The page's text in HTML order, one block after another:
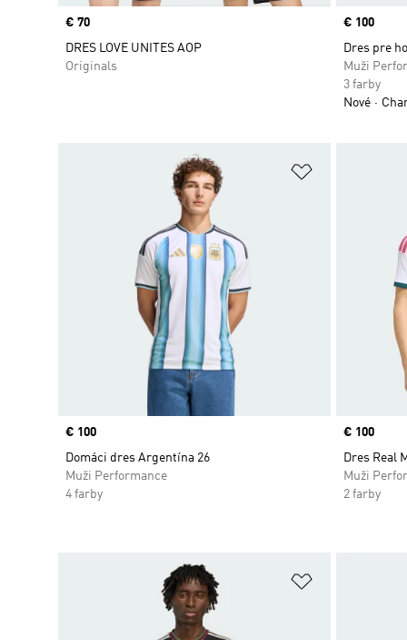
Price
€ 70
DRES LOVE UNITES AOP
Originals
Price
€ 100
Dres pre
Muži
3 farby
Nové
Pridať do
Price
€ 100
Domáci dres Argentína 26
Muži Performance
4 farby
Price
€ 100
Dres Real
Muži
2 farby
Pridať do